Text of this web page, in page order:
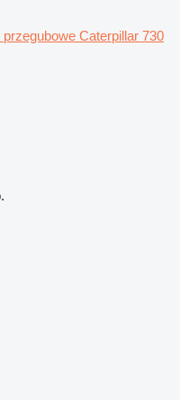
przegubowe Caterpillar 730